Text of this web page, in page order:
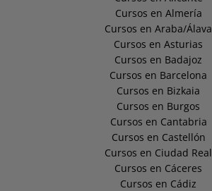
Cursos en Almería
Cursos en Araba/Álava
Cursos en Asturias
Cursos en Badajoz
Cursos en Barcelona
Cursos en Bizkaia
Cursos en Burgos
Cursos en Cantabria
Cursos en Castellón
Cursos en Ciudad Real
Cursos en Cáceres
Cursos en Cádiz